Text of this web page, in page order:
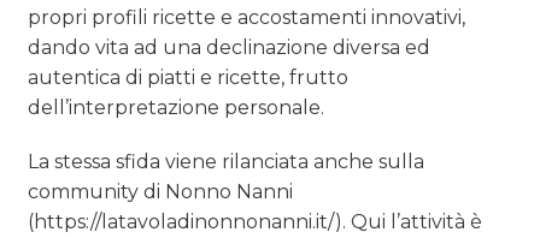
propri profili ricette e accostamenti innovativi,
dando vita ad una declinazione diversa ed
autentica di piatti e ricette, frutto
dell’interpretazione personale.
La stessa sfida viene rilanciata anche sulla
community di Nonno Nanni
(https://latavoladinonnonanni.it/). Qui l’attività è